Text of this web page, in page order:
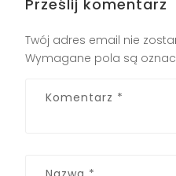
Prześlij komentarz
Twój adres email nie
Wymagane pola są